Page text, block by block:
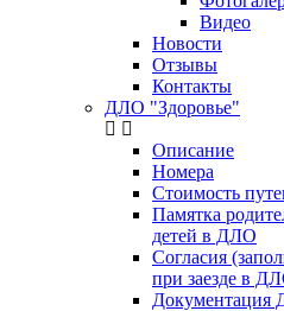
Видео
Новости
Отзывы
Контакты
ДЛО "Здоровье"
Описание
Номера
Стоимость
Памятка
детей в ДЛО
Согласия
при заезде в
Документация